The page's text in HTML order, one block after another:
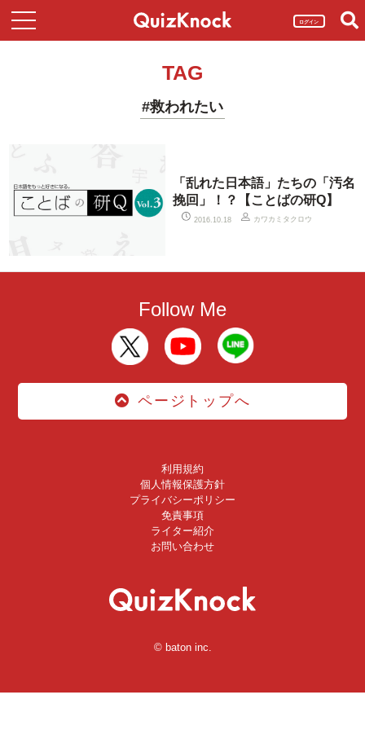
ログイン
TAG
#救われたい
「乱れた日本語」たちの「汚名
挽回」！？【ことばの研Q】
2016.10.18 カワカミタクロウ
Follow Me
ページトップへ
利用規約
個人情報保護方針
プライバシーポリシー
免責事項
ライター紹介
お問い合わせ
© baton inc.